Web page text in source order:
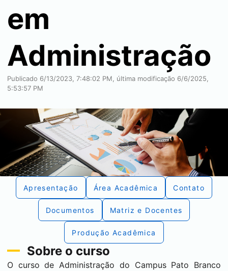
em
Administração
Publicado 6/13/2023, 7:48:02 PM, última modificação 6/6/2025,
5:53:57 PM
Apresentação Área Acadêmica Contato
Documentos Matriz e Docentes
Produção Acadêmica
Sobre o curso
O curso de Administração do Campus Pato Branco